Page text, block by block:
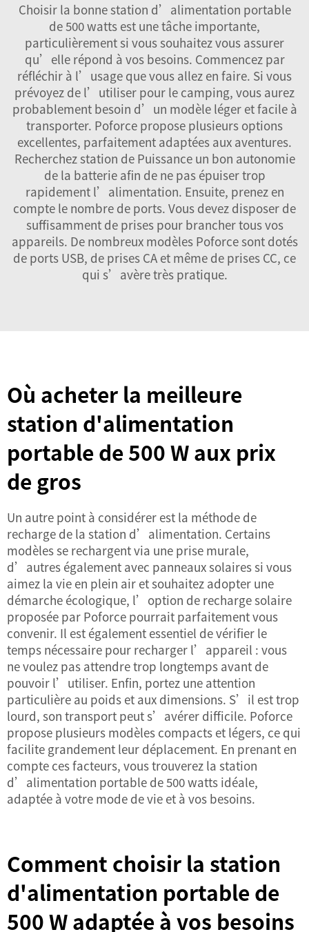
Choisir la bonne station d’alimentation portable
de 500 watts est une tâche importante,
particulièrement si vous souhaitez vous assurer
qu’elle répond à vos besoins. Commencez par
réfléchir à l’usage que vous allez en faire. Si vous
prévoyez de l’utiliser pour le camping, vous aurez
probablement besoin d’un modèle léger et facile à
transporter. Poforce propose plusieurs options
excellentes, parfaitement adaptées aux aventures.
Recherchezstation de Puissance un bon autonomie
de la batterie afin de ne pas épuiser trop
rapidement l’alimentation. Ensuite, prenez en
compte le nombre de ports. Vous devez disposer de
suffisamment de prises pour brancher tous vos
appareils. De nombreux modèles Poforce sont dotés
de ports USB, de prises CA et même de prises CC, ce
qui s’avère très pratique.
Où acheter la meilleure
station d'alimentation
portable de 500 W aux prix
de gros
Un autre point à considérer est la méthode de
recharge de la station d’alimentation. Certains
modèles se rechargent via une prise murale,
d’autres également avec panneaux solairessi vous
aimez la vie en plein air et souhaitez adopter une
démarche écologique, l’option de recharge solaire
proposée par Poforce pourrait parfaitement vous
convenir. Il est également essentiel de vérifier le
temps nécessaire pour recharger l’appareil : vous
ne voulez pas attendre trop longtemps avant de
pouvoir l’utiliser. Enfin, portez une attention
particulière au poids et aux dimensions. S’il est trop
lourd, son transport peut s’avérer difficile. Poforce
propose plusieurs modèles compacts et légers, ce qui
facilite grandement leur déplacement. En prenant en
compte ces facteurs, vous trouverez la station
d’alimentation portable de 500 watts idéale,
adaptée à votre mode de vie et à vos besoins.
Comment choisir la station
d'alimentation portable de
500 W adaptée à vos besoins